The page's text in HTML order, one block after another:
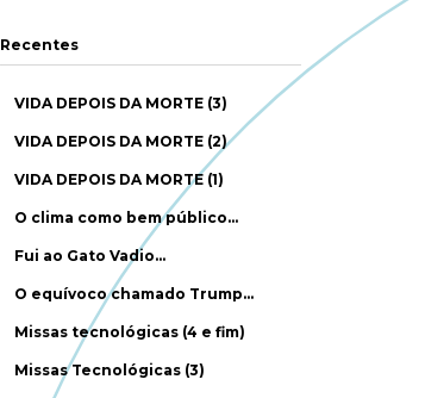
Recentes
VIDA DEPOIS DA MORTE (3)
VIDA DEPOIS DA MORTE (2)
VIDA DEPOIS DA MORTE (1)
O clima como bem público…
Fui ao Gato Vadio…
O equívoco chamado Trump…
Missas tecnológicas (4 e fim)
Missas Tecnológicas (3)